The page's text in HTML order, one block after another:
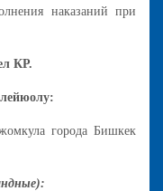
наказаний при
КР.
города Бишкек